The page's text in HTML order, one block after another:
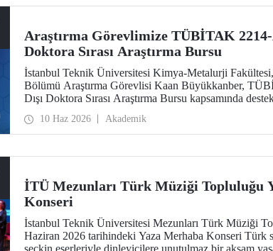
Araştırma Görevlimize TÜBİTAK 2214-
Doktora Sırası Araştırma Bursu
İstanbul Teknik Üniversitesi Kimya-Metalurji
Bölümü Araştırma Görevlisi Kaan Büyükkanber,
Dışı Doktora Sırası Araştırma Bursu kapsamında
10 Haz 2026 Akademik
İTÜ Mezunları Türk Müziği Topluluğu
Konseri
İstanbul Teknik Üniversitesi Mezunları Türk Müziği
Haziran 2026 tarihindeki Yaza Merhaba Konseri Türk
seçkin eserleriyle dinleyicilere unutulmaz bir akşam